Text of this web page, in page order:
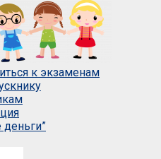
к экзаменам
деньги”